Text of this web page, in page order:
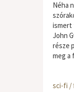
Néha
ismert
John
része
meg a
sci-fi /